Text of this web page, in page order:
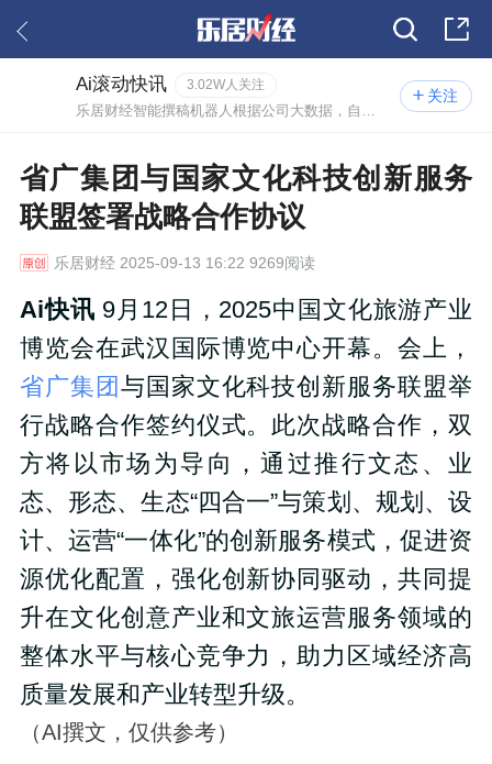
关注
Ai滚动快讯 3.02W人关注
省广集团与国家文化科技创新服务
联盟签署战略合作协议
乐居财经2025-09-13 16:22 9269阅读
Ai快讯 9月12日，2025中国文化旅游产业
博览会在武汉国际博览中心开幕。会上，
省广集团 与国家文化科技创新服务联盟举
行战略合作签约仪式。此次战略合作，双
方将以市场为导向，通过推行文态、业
态、形态、生态“四合一”与策划、规划、设
计、运营“一体化”的创新服务模式，促进资
源优化配置，强化创新协同驱动，共同提
升在文化创意产业和文旅运营服务领域的
整体水平与核心竞争力，助力区域经济高
质量发展和产业转型升级。
（AI撰文，仅供参考）